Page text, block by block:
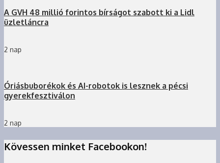
A GVH 48 millió forintos bírságot szabott ki a Lidl
üzletláncra
2 nap
Óriásbuborékok és AI-robotok is lesznek a pécsi
gyerekfesztiválon
2 nap
Kövessen minket Facebookon!